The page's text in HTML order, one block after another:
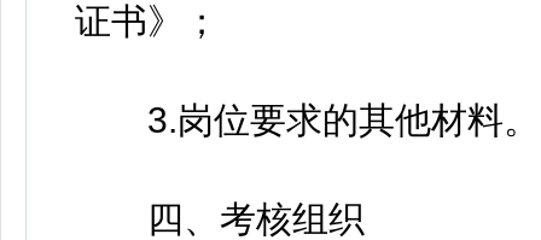
证书》；
3.岗位要求的其他材料。
四、考核组织